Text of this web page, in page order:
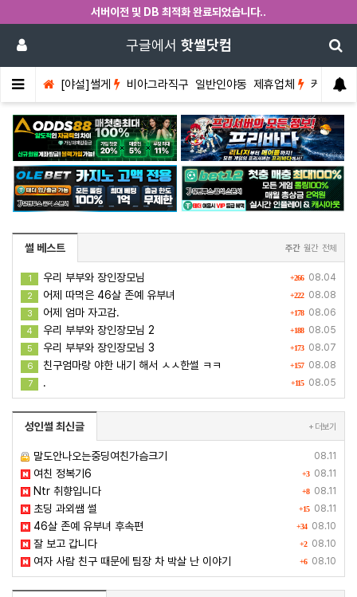
서버이전 및 DB 최적화 완료되었습니다..
구글에서 핫썰닷컴
[야설]썰게 비아그라직구 일반인야동 제휴업체 커뮤니티
썰 베스트 주간 월간 전체
+266 08.04
1 우리 부부와 장인장모님
+222 08.08
2 어제 따먹은 46살 존예 유부녀
+178 08.06
3 어제 엄마 자고감.
+188 08.05
4 우리 부부와 장인장모님 2
+173 08.07
5 우리 부부와 장인장모님 3
+157 08.08
6 친구엄마랑 야한 내기 해서 ㅅㅅ한썰 ㅋㅋ
+115 08.05
7 .
성인썰 최신글 + 더보기
08.11
말도안나오는중딩여친가슴크기
+3 08.11
여친 정복기6
+8 08.11
Ntr 취향입니다
+15 08.11
초딩 과외쌤 썰
+34 08.10
46살 존예 유부녀 후속편
+2 08.10
잘 보고 갑니다
+6 08.10
여자 사람 친구 때문에 팀장 차 박살 난 이야기